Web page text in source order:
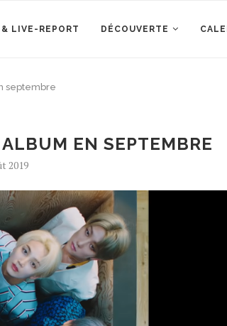
LIVE-REPORT DÉCOUVERTE
septembre
EN SEPTEMBRE
2019